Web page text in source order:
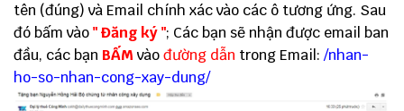
tên (đúng) và Email chính xác vào các ô tương ứng. Sau
đó bấm vào" Đăng ký "; Các bạn sẽ nhận được email ban
đầu, các bạn BẤM vàođường dẫn trong Email: /nhan-
ho-so-nhan-cong-xay-dung/